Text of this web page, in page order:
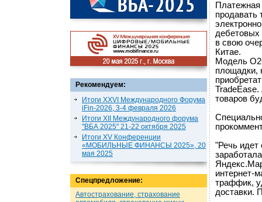
Рекомендуем:
Итоги XXVI Международного Форума
iFin-2026, 3-4 февраля 2026
Итоги XII Международного форума
"ВБА 2025" 21-22 октября 2025
Итоги XV Конференции
«МОБИЛЬНЫЕ ФИНАНСЫ 2025», 20
мая 2025
Спецпредложение:
Автострахование, страхование
продавать
дебетовых
в свою
Китае.
Модель
площадки,
TradeEase.
товаров
"Речь идет
интернет-
траффик,
доставки.